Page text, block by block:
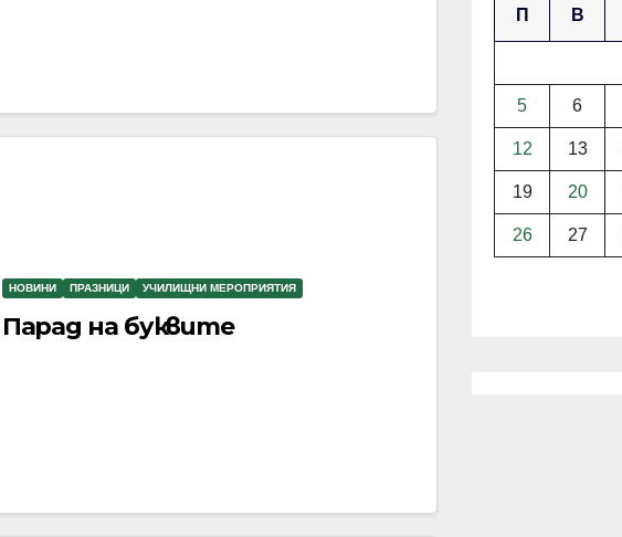
НОВИНИ ПРАЗНИЦИ УЧИЛИЩНИ МЕРОПРИЯТИЯ
Парад на буквите
П В
5 6
12 13
19 20
26 27